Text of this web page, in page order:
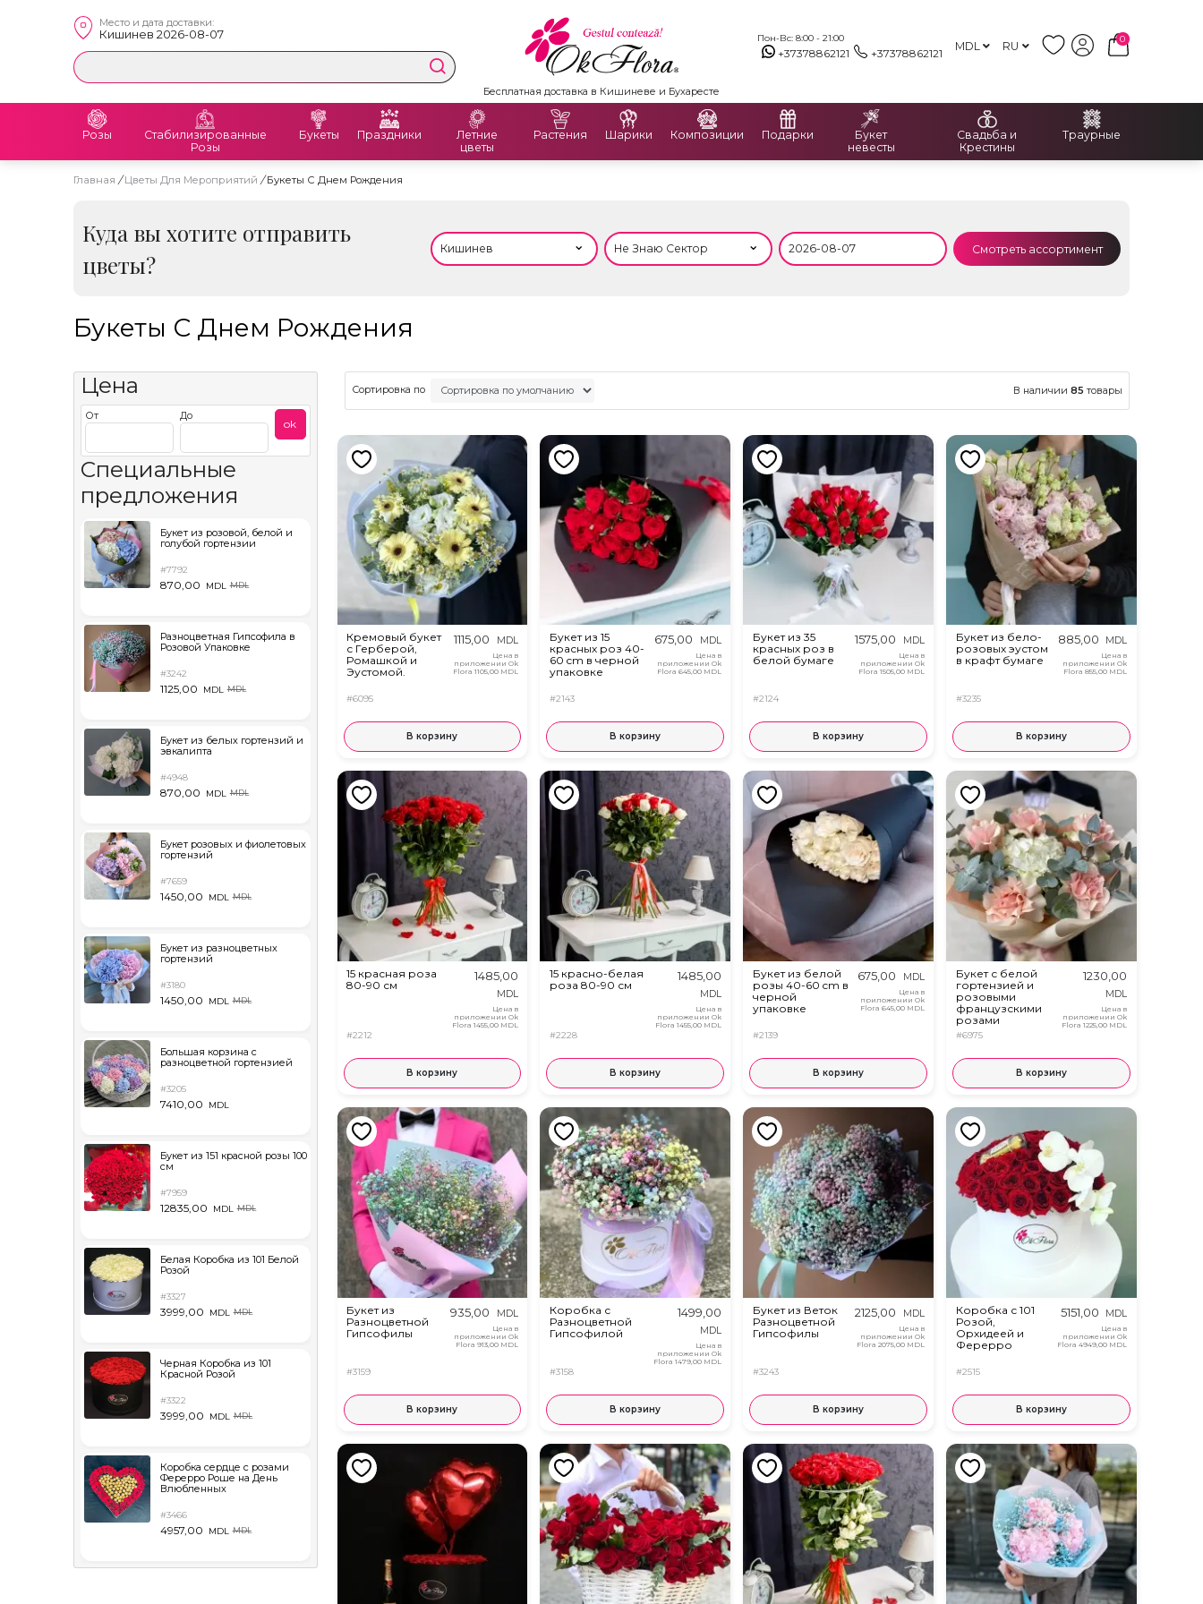
Место и дата доставки:
Кишинев 2026-08-07 Пон-Вс: 8:00 - 21:00
+37378862121 +37378862121 MDL RU
0
Бесплатная доставка в Кишиневе и Бухаресте
Розы
Стабилизированные
Розы
Букеты Праздники
Летние
цветы
Растения Шарики Композиции Подарки
Букет
невесты
Свадьба и
Крестины
Траурные
Главная / Цветы Для Мероприятий / Букеты С Днем Рождения
Куда вы хотите отправить
цветы?
Смотреть ассортимент
Букеты С Днем Рождения
Цена
От До
ok
Специальные
предложения
Букет из розовой, белой и
голубой гортензии
#7792
870,00 MDL MDL
Разноцветная Гипсофила в
Розовой Упаковке
#3242
1125,00 MDL MDL
Букет из белых гортензий и
эвкалипта
#4948
870,00 MDL MDL
Букет розовых и фиолетовых
гортензий
#7659
1450,00 MDL MDL
Букет из разноцветных
гортензий
#3180
1450,00 MDL MDL
Большая корзина с
разноцветной гортензией
#3205
7410,00 MDL
Букет из 151 красной розы 100
см
#7959
12835,00 MDL MDL
Белая Коробка из 101 Белой
Розой
#3327
3999,00 MDL MDL
Черная Коробка из 101
Красной Розой
#3322
3999,00 MDL MDL
Коробка сердце с розами
Ферерро Роше на День
Влюбленных
#3466
4957,00 MDL MDL
Сортировка по В наличии 85 товары
Кремовый букет
с Герберой,
Ромашкой и
Эустомой.
#6095
1115,00 MDL
Цена в
приложении Ok
Flora 1105,00 MDL
В корзину
Букет из 15
красных роз 40-
60 cm в черной
упаковке
#2143
675,00 MDL
Цена в
приложении Ok
Flora 645,00 MDL
В корзину
Букет из 35
красных роз в
белой бумаге
#2124
1575,00 MDL
Цена в
приложении Ok
Flora 1505,00 MDL
В корзину
Букет из бело-
розовых эустом
в крафт бумаге
#3235
885,00 MDL
Цена в
приложении Ok
Flora855,00 MDL
В корзину
15 красная роза
80-90 см
#2212
1485,00
MDL
Цена в
приложении Ok
Flora 1455,00 MDL
В корзину
15 красно-белая
роза 80-90 см
#2228
1485,00
MDL
Цена в
приложении Ok
Flora 1455,00 MDL
В корзину
Букет из белой
розы 40-60 cm в
черной
упаковке
#2139
675,00 MDL
Цена в
приложении Ok
Flora 645,00 MDL
В корзину
Букет с белой
гортензией и
розовыми
французскими
розами
#6975
1230,00
MDL
Цена в
приложении Ok
Flora1225,00 MDL
В корзину
Букет из
Разноцветной
Гипсофилы
#3159
935,00 MDL
Цена в
приложении Ok
Flora 913,00 MDL
В корзину
Коробка с
Разноцветной
Гипсофилой
#3158
1499,00
MDL
Цена в
приложении Ok
Flora 1479,00 MDL
В корзину
Букет из Веток
Разноцветной
Гипсофилы
#3243
2125,00 MDL
Цена в
приложении Ok
Flora 2075,00 MDL
В корзину
Коробка с 101
Розой,
Орхидеей и
Ферерро
#2515
5151,00 MDL
Цена в
приложении Ok
Flora4949,00 MDL
В корзину